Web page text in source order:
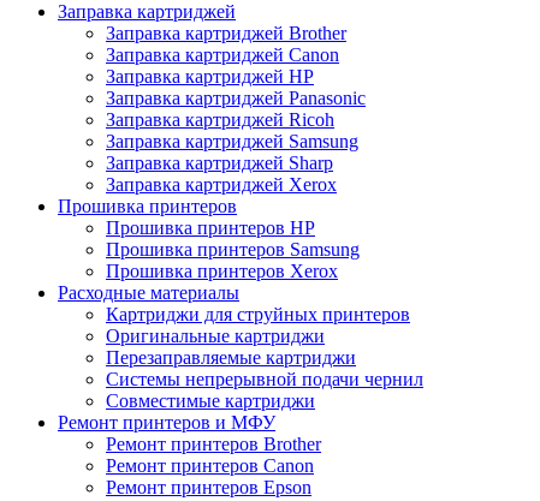
Заправка картриджей
Заправка картриджей Brother
Заправка картриджей Canon
Заправка картриджей HP
Заправка картриджей Panasonic
Заправка картриджей Ricoh
Заправка картриджей Samsung
Заправка картриджей Sharp
Заправка картриджей Xerox
Прошивка принтеров
Прошивка принтеров HP
Прошивка принтеров Samsung
Прошивка принтеров Xerox
Расходные материалы
Картриджи для струйных принтеров
Оригинальные картриджи
Перезаправляемые картриджи
Системы непрерывной подачи чернил
Совместимые картриджи
Ремонт принтеров и МФУ
Ремонт принтеров Brother
Ремонт принтеров Canon
Ремонт принтеров Epson